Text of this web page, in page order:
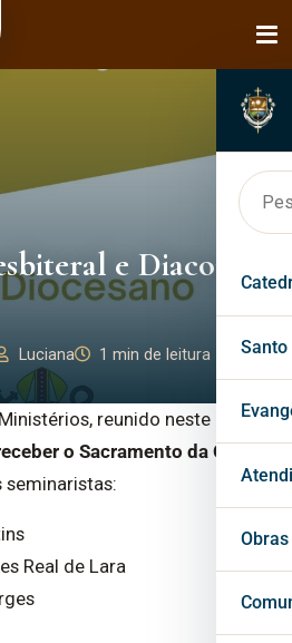
e Diaconal |
Luciana 1 min de leitura
reunido neste dia 23 de
o Sacramento da Ordem,
seminaristas:
Real de Lara